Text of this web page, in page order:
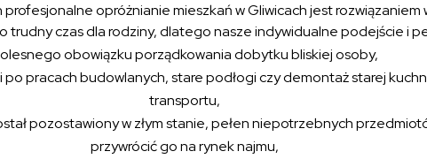
opróżnianie mieszkań w Gliwicach jest rozwiązaniem
trudny czas dla rodziny, dlatego nasze indywidualne podejście i
obowiązku porządkowania dobytku bliskiej osoby,
po pracach budowlanych, stare podłogi czy demontaż starej
transportu,
pozostawiony w złym stanie, pełen niepotrzebnych
przywrócić go na rynek najmu,